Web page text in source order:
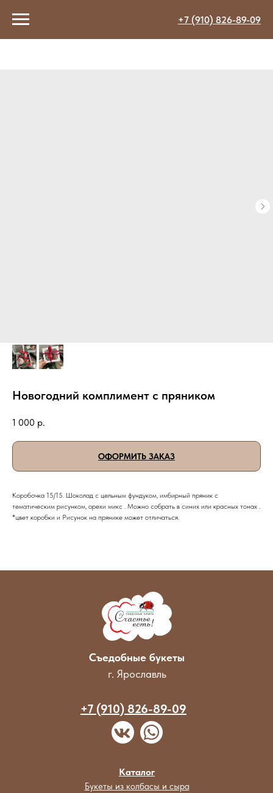
+7 (910) 826-89-09
Новогодний комплимент с пряником
1 000 р.
ОФОРМИТЬ ЗАКАЗ
Коробочка 15/15. Шоколад с цельным фундуком, имбирный пряник с
тематическим рисунком, орехи микс . Можно собрать в синих или красных тонах .
*цвет коробки и Рисунок на прянике может отличаться.
Съедобные букеты
г. Ярославль
Букеты из колбасы и сыра
Каталог
+7 (910) 826-89-09